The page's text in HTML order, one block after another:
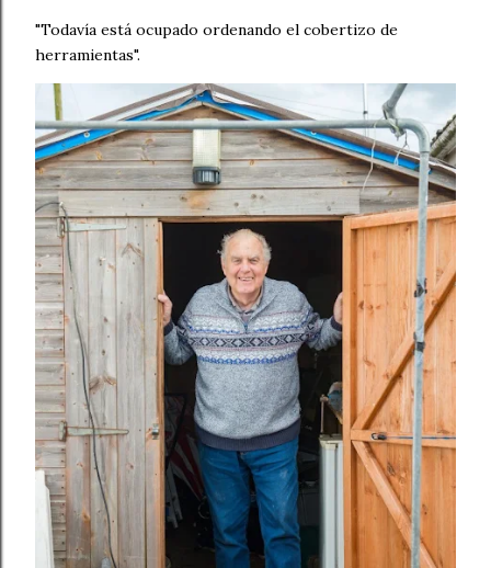
"Todavía está ocupado ordenando el cobertizo de
herramientas".